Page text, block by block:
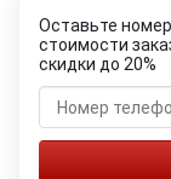
Оставьте
стоимости
скидки до 20%